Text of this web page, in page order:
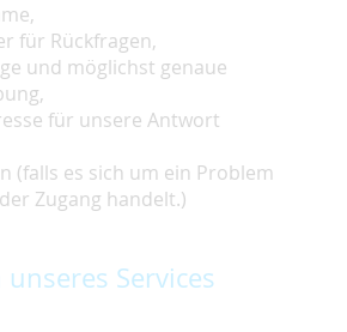
für Rückfragen,
und möglichst genaue
für unsere Antwort
(falls es sich um ein Problem
Zugang handelt.)
Services